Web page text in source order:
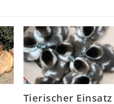
Tierischer Einsatz